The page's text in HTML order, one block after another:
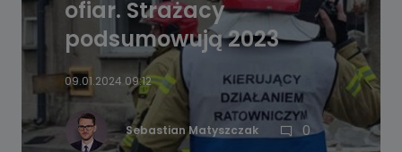
ofiar. Strażacy
podsumowują 2023
09.01.2024 09:12
Sebastian Matyszczak 0